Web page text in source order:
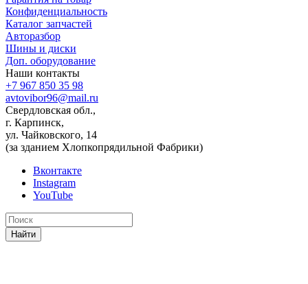
Конфиденциальность
Каталог запчастей
Авторазбор
Шины и диски
Доп. оборудование
Наши контакты
+7 967 850 35 98
avtovibor96@mail.ru
Свердловская обл.,
г. Карпинск,
ул. Чайковского, 14
(за зданием Хлопкопрядильной Фабрики)
Вконтакте
Instagram
YouTube
Найти